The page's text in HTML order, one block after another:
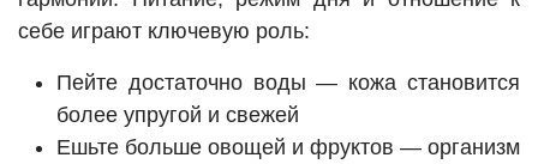
себе играют ключевую роль:
Пейте достаточно воды — кожа становится
более упругой и свежей
Ешьте больше овощей и фруктов — организм